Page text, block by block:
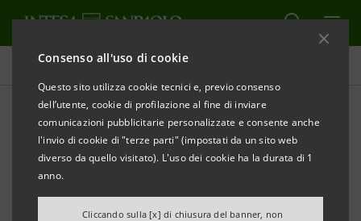
Consenso all'uso di cookie
Questo sito utilizza cookie tecnici e, previo consenso
dell’utente, cookie di profilazione al fine di inviare
comunicazioni pubblicitarie personalizzate e consente anche
l'invio di cookie di "terze parti" (impostati da un sito web
diverso da quello visitato). L'uso dei cookie ha la durata di 1
anno.
Cliccando sulla [x] di chiusura del banner, non
Area Media
Settori ad alta tecnologia:
verso la digitalizzazione del
sistema economico